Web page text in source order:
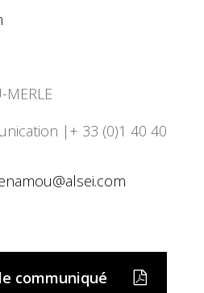
|+ 33 (0)1 40 40
communiqué